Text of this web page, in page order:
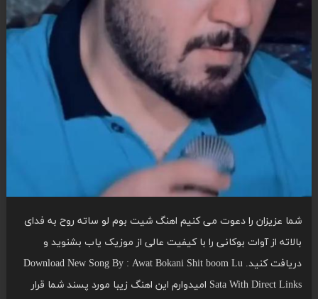
شما عزیزان را دعوت می کنیم اهنگ شیت بوم لو ساته روح به فدای
بالاته از آوات بوکانی را با کیفیت عالی از موزیک یاب بشنوید و
دریافت کنید. Download New Song By : Awat Bokani Shit boom Lu
Sata With Direct Links امیدوارم این اهنگ زیبا مورد پسند شما قرار